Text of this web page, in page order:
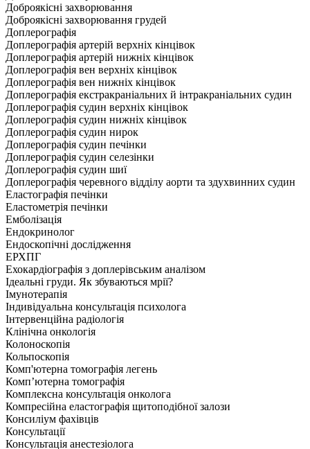
Доброякісні захворювання
Доброякісні захворювання грудей
Доплерографія
Доплерографія артерій верхніх кінцівок
Доплерографія артерій нижніх кінцівок
Доплерографія вен верхніх кінцівок
Доплерографія вен нижніх кінцівок
Доплерографія екстракраніальних й інтракраніальних судин
Доплерографія судин верхніх кінцівок
Доплерографія судин нижніх кінцівок
Доплерографія судин нирок
Доплерографія судин печінки
Доплерографія судин селезінки
Доплерографія судин шиї
Доплерографія черевного відділу аорти та здухвинних судин
Еластографія печінки
Еластометрія печінки
Емболізація
Ендокринолог
Ендоскопічні дослідження
ЕРХПГ
Ехокардіографія з доплерівським аналізом
Ідеальні груди. Як збуваються мрії?
Імунотерапія
Індивідуальна консультація психолога
Інтервенційна радіологія
Клінічна онкологія
Колоноскопія
Кольпоскопія
Комп'ютерна томографія легень
Комп’ютерна томографія
Комплексна консультація онколога
Компресійна еластографія щитоподібної залози
Консиліум фахівців
Консультації
Консультація анестезіолога